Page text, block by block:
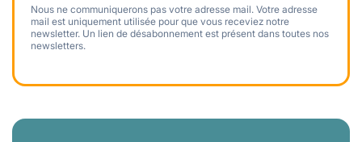
Nous ne communiquerons pas votre adresse mail. Votre adresse
mail est uniquement utilisée pour que vous receviez notre
newsletter. Un lien de désabonnement est présent dans toutes nos
newsletters.